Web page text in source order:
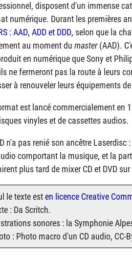
disposent d'un immense
numérique. Durant les premières
:AAD, ADDet DDD, selon que la
au moment du master(AAD).
en numérique que Sony et
ne fermeront pas la route à leurs
à renouveler leurs équipements
est lancé commercialement en
vinyles et de cassettes audios.
n'a pas renié son ancêtre
comportant la musique, et la
plus tard de mixer CD et DVD
le texte esten licence Creative
: Da Scritch.
sonores : la Symphonie
: Photo macro d'un CD audio, CC-